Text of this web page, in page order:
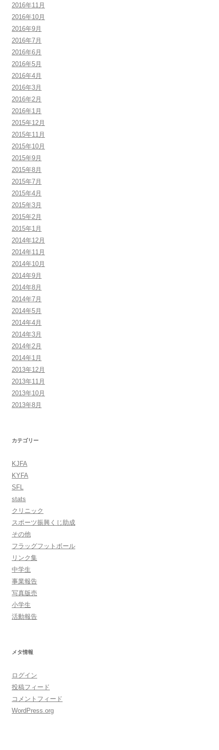
2016年11月
2016年10月
2016年9月
2016年7月
2016年6月
2016年5月
2016年4月
2016年3月
2016年2月
2016年1月
2015年12月
2015年11月
2015年10月
2015年9月
2015年8月
2015年7月
2015年4月
2015年3月
2015年2月
2015年1月
2014年12月
2014年11月
2014年10月
2014年9月
2014年8月
2014年7月
2014年5月
2014年4月
2014年3月
2014年2月
2014年1月
2013年12月
2013年11月
2013年10月
2013年8月
カテゴリー
KJFA
KYFA
SFL
stats
クリニック
スポーツ振興くじ助成
その他
フラッグフットボール
リンク集
中学生
事業報告
写真版売
小学生
活動報告
メタ情報
ログイン
投稿フィード
コメントフィード
WordPress.org